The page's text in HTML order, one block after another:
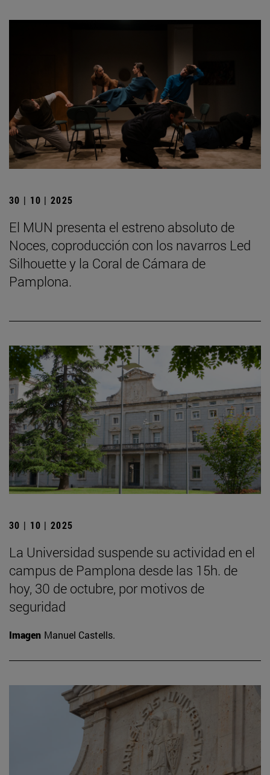
30 | 10 | 2025
El MUN presenta el estreno absoluto de
Noces, coproducción con los navarros Led
Silhouette y la Coral de Cámara de
Pamplona.
30 | 10 | 2025
La Universidad suspende su actividad en el
campus de Pamplona desde las 15h. de
hoy, 30 de octubre, por motivos de
seguridad
Imagen Manuel Castells.